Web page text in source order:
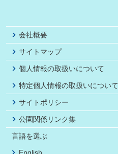
会社概要
サイトマップ
個人情報の取扱いについて
特定個人情報の取扱いについて
サイトポリシー
公園関係リンク集
言語を選ぶ
English